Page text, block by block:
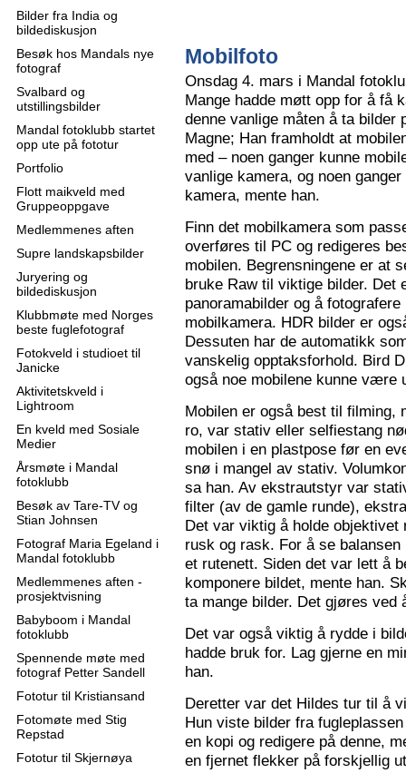
Bilder fra India og
bildediskusjon
Besøk hos Mandals nye
fotograf
Svalbard og
utstillingsbilder
Mandal fotoklubb startet
opp ute på fototur
Portfolio
Flott maikveld med
Gruppeoppgave
Medlemmenes aften
Supre landskapsbilder
Juryering og
bildediskusjon
Klubbmøte med Norges
beste fuglefotograf
Fotokveld i studioet til
Janicke
Aktivitetskveld i
Lightroom
En kveld med Sosiale
Medier
Årsmøte i Mandal
fotoklubb
Besøk av Tare-TV og
Stian Johnsen
Fotograf Maria Egeland i
Mandal fotoklubb
Medlemmenes aften -
prosjektvisning
Babyboom i Mandal
fotoklubb
Spennende møte med
fotograf Petter Sandell
Fototur til Kristiansand
Fotomøte med Stig
Repstad
Fototur til Skjernøya
Mobilfoto
Onsdag 4. mars i Mandal
Mange hadde møtt opp for å få
denne vanlige måten å ta bilder
Magne; Han framholdt at
med – noen ganger kunne
vanlige kamera, og noen
kamera, mente han.
Finn det mobilkamera som
overføres til PC og redigeres
mobilen. Begrensningene er at
bruke Raw til viktige bilder. Det
panoramabilder og å
mobilkamera. HDR bilder er
Dessuten har de automatikk
vanskelig opptaksforhold. Bird
også noe mobilene kunne være
Mobilen er også best til filming,
ro, var stativ eller selfiestang
mobilen i en plastpose før en
snø i mangel av stativ.
sa han. Av ekstrautstyr var
filter (av de gamle runde),
Det var viktig å holde
rusk og rask. For å se
et rutenett. Siden det var lett å
komponere bildet, mente han.
ta mange bilder. Det gjøres ved
Det var også viktig å rydde i
hadde bruk for. Lag gjerne en
han.
Deretter var det Hildes tur til å
Hun viste bilder fra
en kopi og redigere på denne,
en fjernet flekker på forskjellig